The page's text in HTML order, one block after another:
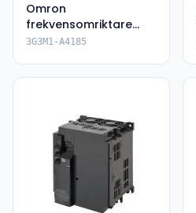
Omron
frekvensomriktare
3G3M1-A4185
3G3M1-A4185